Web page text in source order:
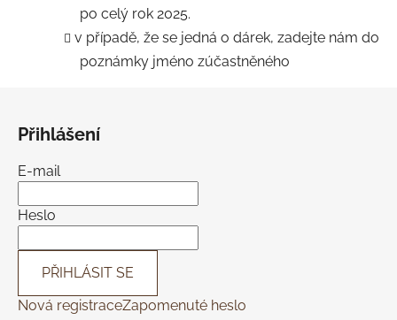
po celý rok 2025.
v případě, že se jedná o dárek, zadejte nám do
poznámky jméno zúčastněného
Přihlášení
E-mail
Heslo
PŘIHLÁSIT SE
Nová registraceZapomenuté heslo